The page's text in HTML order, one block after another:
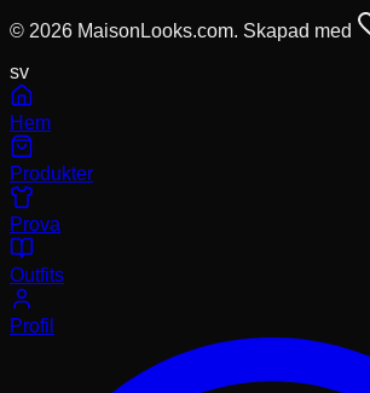
© 2026 MaisonLooks.com. Skapad med
sv
Hem
Produkter
Prova
Outfits
Profil